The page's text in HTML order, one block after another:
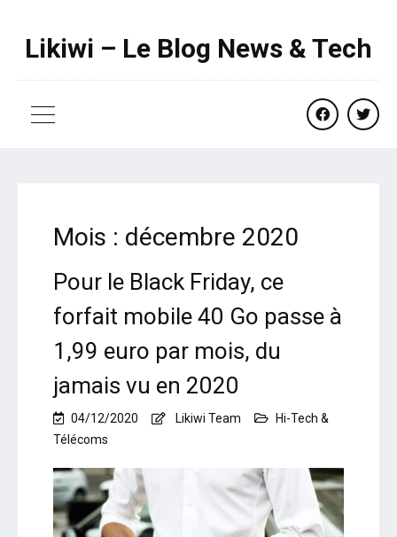
Likiwi – Le Blog News & Tech
facebook
Mois : décembre 2020
Pour le Black Friday, ce
forfait mobile 40 Go passe à
1,99 euro par mois, du
jamais vu en 2020
04/12/2020 Likiwi Team
Hi-Tech &
Télécoms